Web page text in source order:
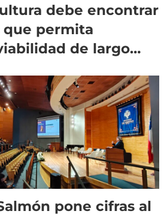
debe encontrar
permita
de largo
pone cifras al